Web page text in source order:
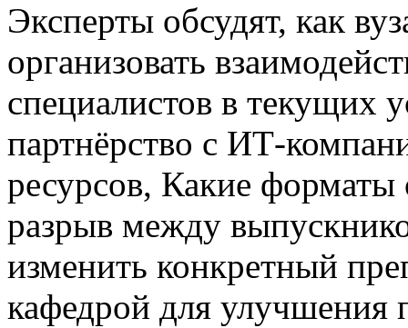
Эксперты обсудят, как
организовать
специалистов в текущих
партнёрство с ИТ-
ресурсов, Какие
разрыв между
изменить конкретный
кафедрой для улучшения